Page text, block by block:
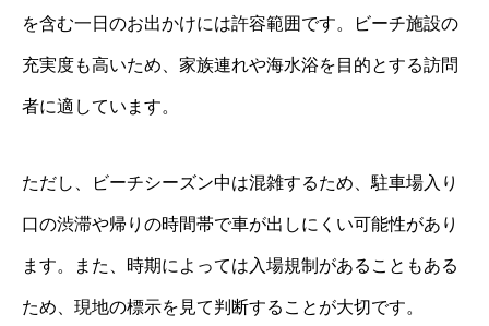
を含む一日のお出かけには許容範囲です。ビーチ施設の
充実度も高いため、家族連れや海水浴を目的とする訪問
者に適しています。
ただし、ビーチシーズン中は混雑するため、駐車場入り
口の渋滞や帰りの時間帯で車が出しにくい可能性があり
ます。また、時期によっては入場規制があることもある
ため、現地の標示を見て判断することが大切です。